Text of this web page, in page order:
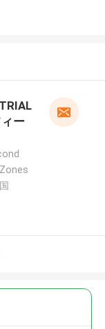
ー